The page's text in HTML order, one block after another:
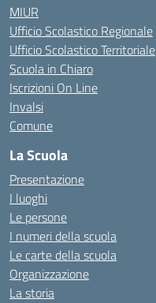
MIUR
Ufficio Scolastico Regionale
Ufficio Scolastico Territoriale
Scuola in Chiaro
Iscrizioni On Line
Invalsi
Comune
La Scuola
Presentazione
I luoghi
Le persone
I numeri della scuola
Le carte della scuola
Organizzazione
La storia